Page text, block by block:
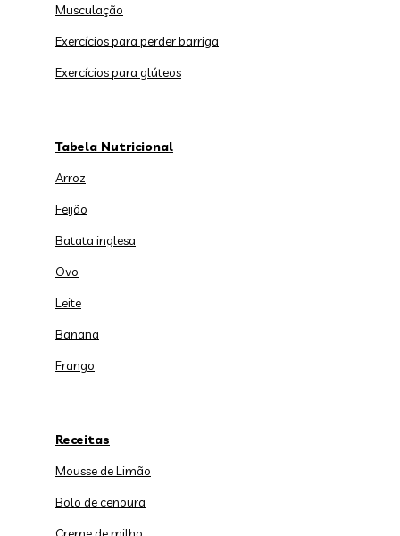
Musculação
Exercícios para perder barriga
Exercícios para glúteos
Tabela Nutricional
Arroz
Feijão
Batata inglesa
Ovo
Leite
Banana
Frango
Receitas
Mousse de Limão
Bolo de cenoura